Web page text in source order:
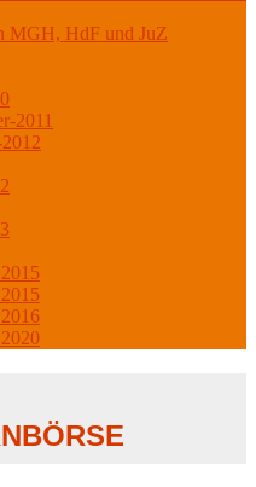
MGH, HdF und JuZ
2011